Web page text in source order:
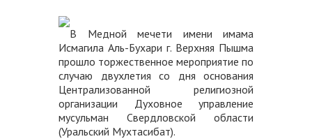
В Медной мечети имени имама
Исмагила Аль-Бухари г. Верхняя Пышма
прошло торжественное мероприятие по
случаю двухлетия со дня основания
Централизованной религиозной
организации Духовное управление
мусульман Свердловской области
(Уральский Мухтасибат).